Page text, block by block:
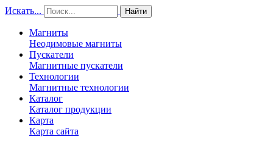
Искать... Найти
Магниты
Неодимовые магниты
Пускатели
Магнитные пускатели
Технологии
Магнитные технологии
Каталог
Каталог продукции
Карта
Карта сайта